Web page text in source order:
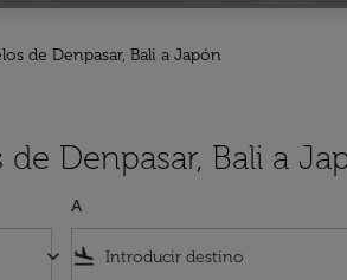
de Denpasar, Bali a Japón
Denpasar, Bali a
keyboard_arrow_down
A
flight_land